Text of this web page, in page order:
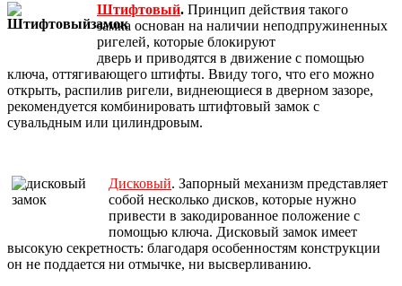
Штифтовый. Принцип действия такого
замка основан на наличии неподпружиненных
ригелей, которые блокируют
дверь и приводятся в движение с помощью
ключа, оттягивающего штифты. Ввиду того, что его можно
открыть, распилив ригели, виднеющиеся в дверном зазоре,
рекомендуется комбинировать штифтовый замок с
сувальдным или цилиндровым.
Дисковый. Запорный механизм представляет
собой несколько дисков, которые нужно
привести в закодированное положение с
помощью ключа. Дисковый замок имеет
высокую секретность: благодаря особенностям конструкции
он не поддается ни отмычке, ни высверливанию.